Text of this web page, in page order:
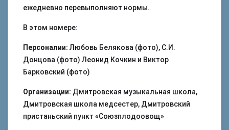
ежедневно перевыполняют нормы.
В этом номере:
Персоналии: Любовь Белякова (фото), С.И.
Донцова (фото) Леонид Кочкин и Виктор
Барковский (фото)
Организации: Дмитровская музыкальная школа,
Дмитровская школа медсестер, Дмитровский
пристаньский пункт «Союзплодоовощ»